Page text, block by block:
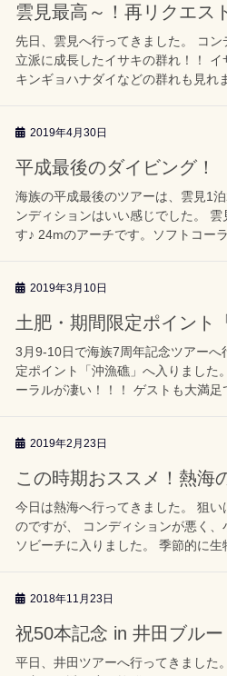
雲見最高～！再リクエス
先日、雲見へ行ってきました。 コ
立派に成長したイサキの群れ！！
キンギョハナダイなどの群れも見
2019年4月30日
平成最後のダイビング！
海族の平成最後のツアーは、雲見1
ンディションはいい感じでした。
す♪ 24mのアーチです。ソフトコー
2019年3月10日
土肥・期間限定ポイント
3月9-10日で海族7周年記念ツアー
定ポイント「沖漁礁」へ入りました
ーラルが凄い！！！ ゲストも大満
2019年2月23日
この時期おススメ！熱海
今日は熱海へ行ってきました。 狙
のですが、 コンディションが悪く
ソビーチに入りました。 季節的に
2018年11月23日
祝50本記念 in 井田ブルー
平日、井田ツアーへ行ってきました